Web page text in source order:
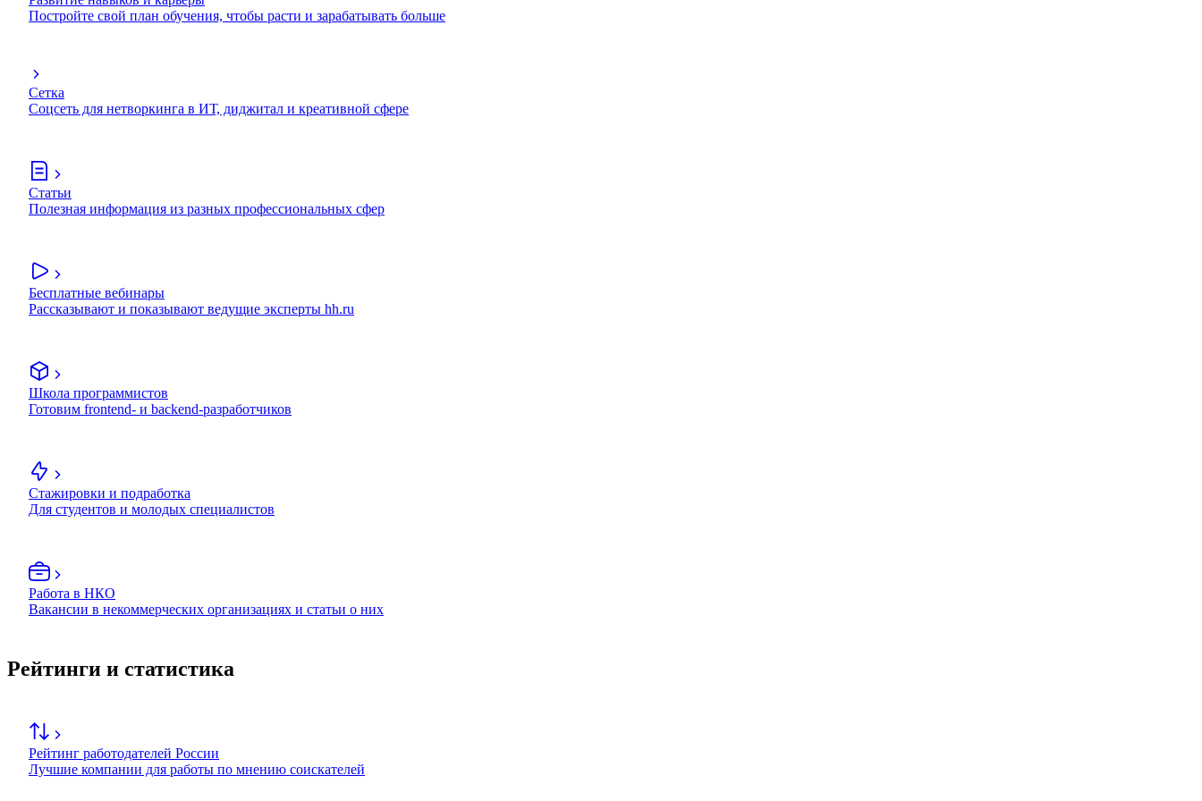
Постройте свой план обучения, чтобы расти и зарабатывать больше
Сетка
Соцсеть для нетворкинга в ИТ, диджитал и креативной сфере
Статьи
Полезная информация из разных профессиональных сфер
Бесплатные вебинары
Рассказывают и показывают ведущие эксперты hh.ru
Школа программистов
Готовим frontend- и backend-разработчиков
Стажировки и подработка
Для студентов и молодых специалистов
Работа в НКО
Вакансии в некоммерческих организациях и статьи о них
Рейтинги и статистика
Рейтинг работодателей России
Лучшие компании для работы по мнению соискателей